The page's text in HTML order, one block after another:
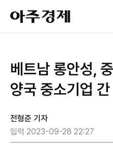
아
주
경
베트남 롱안성,
양국 중소기업 간
전형준 기자
입력 2023-09-28 22:27